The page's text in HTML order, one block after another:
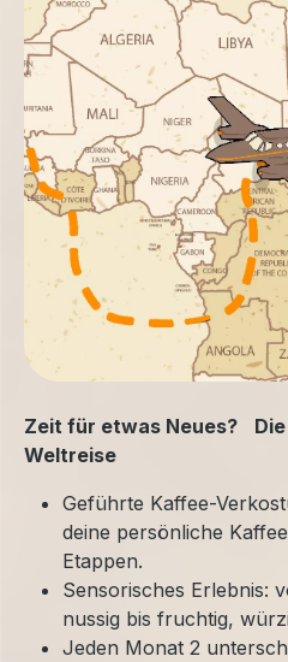
Zeit für etwas Neues?
Weltreise
Geführte Kaffee-
deine persönliche
Etappen.
Sensorisches Erlebnis:
nussig bis fruchtig,
Jeden Monat 2